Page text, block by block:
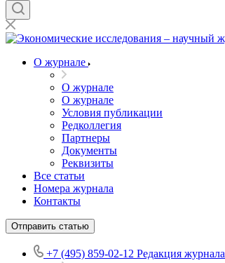
О журнале
О журнале
О журнале
Условия публикации
Редколлегия
Партнеры
Документы
Реквизиты
Все статьи
Номера журнала
Контакты
Отправить статью
+7 (495) 859-02-12 Редакция журнала